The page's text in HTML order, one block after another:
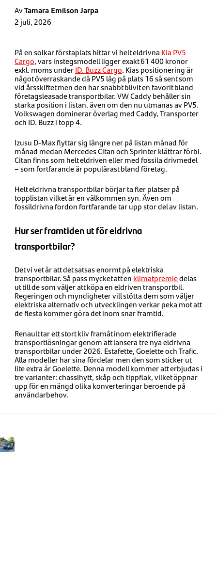
AvTamara Emilson Jarpa
2 juli, 2026
På en solkar förstaplats hittar vi helt eldrivna Kia PV5
Cargo, vars instegsmodell ligger exakt 61 400 kronor
exkl. moms underID. Buzz Cargo. Kias positionering är
något överraskande då PV5 låg på plats 16 så sent som
vid årsskiftet men den har snabbt blivit en favorit bland
företagsleasade transportbilar. VW Caddy behåller sin
starka position i listan, även om den nu utmanas av PV5.
Volkswagen dominerar överlag med Caddy, Transporter
och ID. Buzz i topp 4.
Izusu D-Max flyttar sig längre ner på listan månad för
månad medan Mercedes Citan och Sprinter klättrar förbi.
Citan finns som helt eldriven eller med fossila drivmedel
– som fortfarande är populärast bland företag.
Helt eldrivna transportbilar börjar ta fler platser på
topplistan vilket är en välkommen syn. Även om
fossildrivna fordon fortfarande tar upp stor del av listan.
Hur ser framtiden ut för eldrivna
transportbilar?
Det vi vet är att det satsas enormt på elektriska
transportbilar. Så pass mycket att en klimatpremiedelas
ut till de som väljer att köpa en eldriven transportbil.
Regeringen och myndigheter vill stötta dem som väljer
elektriska alternativ och utvecklingen verkar peka mot att
de flesta kommer göra det inom snar framtid.
Renault tar ett stort kliv framåt inom elektrifierade
transportlösningar genom att lansera tre nya eldrivna
transportbilar under 2026. Estafette, Goelette och Trafic.
Alla modeller har sina fördelar men den som sticker ut
lite extra är Goelette. Denna modell kommer att erbjudas i
tre varianter: chassihytt, skåp och tippflak, vilket öppnar
upp för en mängd olika konverteringar beroende på
användarbehov.